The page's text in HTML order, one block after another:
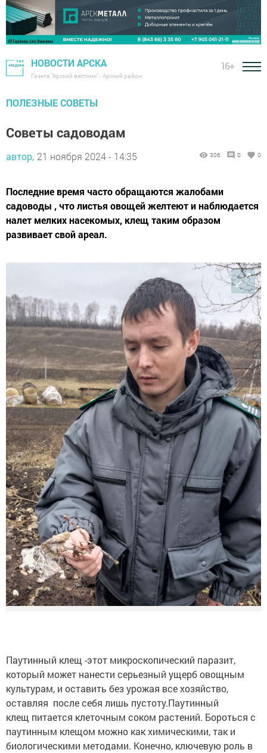
НОВОСТИ АРСКА
Газета "Арский вестник" - Арский район
16+
ПОЛЕЗНЫЕ СОВЕТЫ
Советы садоводам
автор, 21 ноября 2024 - 14:35 306 0 0
Последние время часто обращаются жалобами
садоводы , что листья овощей желтеют и наблюдается
налет мелких насекомых, клещ таким образом
развивает свой ареал.
Паутинный клещ -этот микроскопический паразит,
который может нанести серьезный ущерб овощным
культурам, и оставить без урожая все хозяйство,
оставляя после себя лишь пустоту.Паутинный
клещ питается клеточным соком растений. Бороться с
паутинным клещом можно как химическими, так и
биологическими методами. Конечно, ключевую роль в